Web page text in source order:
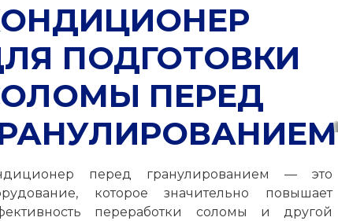
ПОДГОТОВКИ
ПЕРЕД
перед гранулированием — это
которое значительно повышает
переработки соломы и другой